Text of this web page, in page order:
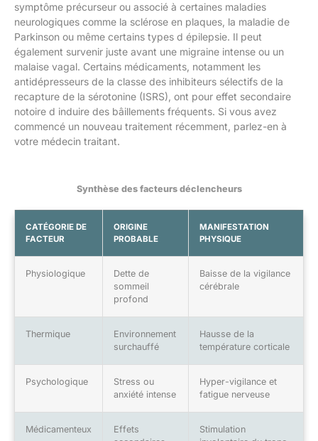
symptôme précurseur ou associé à certaines maladies
neurologiques comme la sclérose en plaques, la maladie de
Parkinson ou même certains types d épilepsie. Il peut
également survenir juste avant une migraine intense ou un
malaise vagal. Certains médicaments, notamment les
antidépresseurs de la classe des inhibiteurs sélectifs de la
recapture de la sérotonine (ISRS), ont pour effet secondaire
notoire d induire des bâillements fréquents. Si vous avez
commencé un nouveau traitement récemment, parlez-en à
votre médecin traitant.
Synthèse des facteurs déclencheurs
CATÉGORIE DE
FACTEUR
ORIGINE
PROBABLE
MANIFESTATION
PHYSIQUE
Physiologique
Dette de
sommeil
profond
Baisse de la vigilance
cérébrale
Thermique
Environnement
surchauffé
Hausse de la
température corticale
Psychologique
Stress ou
anxiété intense
Hyper-vigilance et
fatigue nerveuse
Médicamenteux
Effets
Stimulation